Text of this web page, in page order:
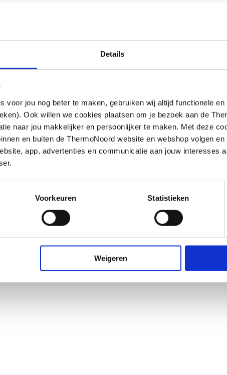
Details
voor jou nog beter te maken, gebruiken wij altijd functionele
Ook willen we cookies plaatsen om je bezoek aan de
naar jou makkelijker en persoonlijker te maken. Met deze
en buiten de ThermoNoord website en webshop volgen
app, advertenties en communicatie aan jouw interesses
Voorkeuren Statistieken
Weigeren